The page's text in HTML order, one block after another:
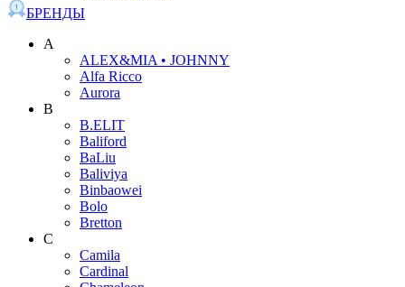
БРЕНДЫ
A
ALEX&MIA • JOHNNY
Alfa Ricco
Aurora
B
B.ELIT
Baliford
BaLiu
Baliviya
Binbaowei
Bolo
Bretton
C
Camila
Cardinal